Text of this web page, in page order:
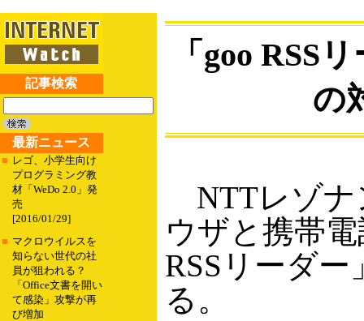
記事検索
最新ニュース
■ レゴ、小学生向け
プログラミング教
材「WeDo 2.0」発
売
[2016/01/29]
■ マクロウイルスを
知らない世代の社
員が狙われる？
「Office文書を開い
て感染」攻撃が再
び増加
「goo RSS
の
NTTレゾナ
ウザと携帯
RSSリーダ
る。